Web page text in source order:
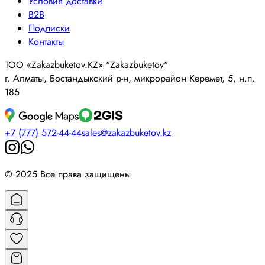
B2B
Подписки
Контакты
ТОО «Zakazbuketov.KZ» "Zakazbuketov"
г. Алматы, Бостандыкский р-н, микрорайон Керемет, 5, н.п.
185
+7 (777) 572-44-44sales@zakazbuketov.kz
© 2025 Все права защищены